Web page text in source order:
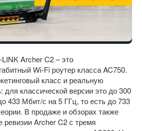
Archer C2 – это
Wi-Fi роутер класса AC750.
класс и реальную
для классической версии это до 300
433 Мбит/с на 5 ГГц, то есть до 733
В продаже и обзорах также
ревизии Archer C2 с тремя